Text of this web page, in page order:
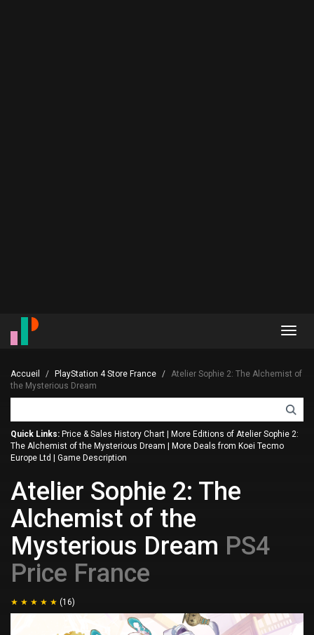
Accueil PlayStation 4 Store France
Atelier Sophie 2: The Alchemist of
the Mysterious Dream
Quick Links: Price & Sales History Chart
More Editions of Atelier Sophie 2:
The Alchemist of the Mysterious Dream
More Deals from Koei Tecmo
Europe Ltd
Game Description
Atelier Sophie 2: The
Alchemist of the
Mysterious Dream PS4
Price France
(16)